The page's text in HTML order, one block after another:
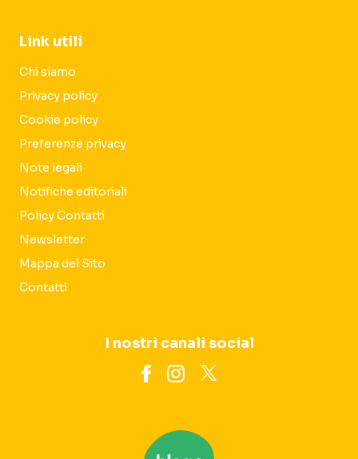
Link utili
Chi siamo
Privacy policy
Cookie policy
Preferenze privacy
Note legali
Notifiche editoriali
Policy Contatti
Newsletter
Mappa del Sito
Contatti
I nostri canali social